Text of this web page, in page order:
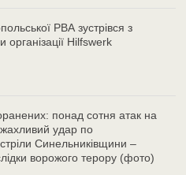
РВА зустрівся з
організації Hilfswerk
понад сотня атак на
удар по
Синельниківщини –
ворожого терору (фото)